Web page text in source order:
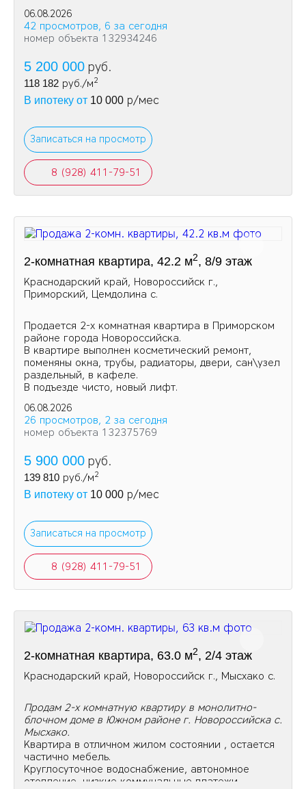
06.08.2026
42 просмотров, 6 за сегодня
номер объекта 132934246
5 200 000 руб.
118 182 руб./м2
В ипотеку от 10 000 р/мес
Записаться на просмотр
8 (928) 411-79-51
2-комнатная квартира, 42.2 м2, 8/9 этаж
Краснодарский край, Новороссийск г.,
Приморский, Цемдолина с.
Продается 2-х комнатная квартира в Приморском
районе города Новороссийска.
В квартире выполнен косметический ремонт,
поменяны окна, трубы, радиаторы, двери, сан\узел
раздельный, в кафеле.
В подъезде чисто, новый лифт.
06.08.2026
26 просмотров, 2 за сегодня
номер объекта 132375769
5 900 000 руб.
139 810 руб./м2
В ипотеку от 10 000 р/мес
Записаться на просмотр
8 (928) 411-79-51
2-комнатная квартира, 63.0 м2, 2/4 этаж
Краснодарский край, Новороссийск г., Мысхако с.
Продам 2-х комнатную квартиру в монолитно-
блочном доме в Южном районе г. Новороссийска с.
Мысхако.
Квартира в отличном жилом состоянии , остается
частично мебель.
Круглосуточное водоснабжение, автономное
отопление, низкие коммунальные платежи.